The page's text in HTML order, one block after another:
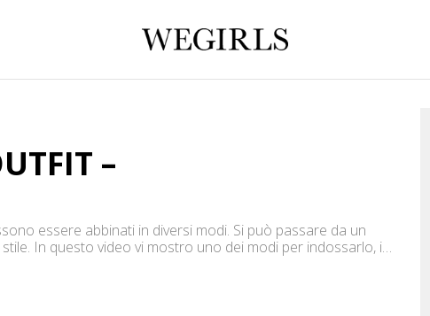
–
essere abbinati in diversi modi. Si può passare da un
In questo video vi mostro uno dei modi per indossarlo, in